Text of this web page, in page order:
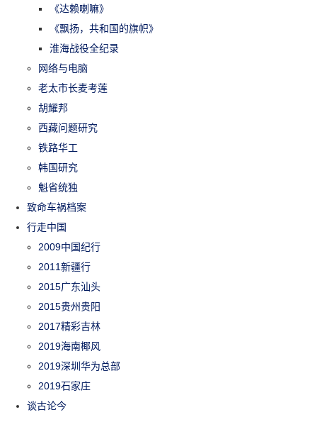
《达赖喇嘛》
《飘扬，共和国的旗帜》
淮海战役全纪录
网络与电脑
老太市长麦考莲
胡耀邦
西藏问题研究
铁路华工
韩国研究
魁省统独
致命车祸档案
行走中国
2009中国纪行
2011新疆行
2015广东汕头
2015贵州贵阳
2017精彩吉林
2019海南椰风
2019深圳华为总部
2019石家庄
谈古论今